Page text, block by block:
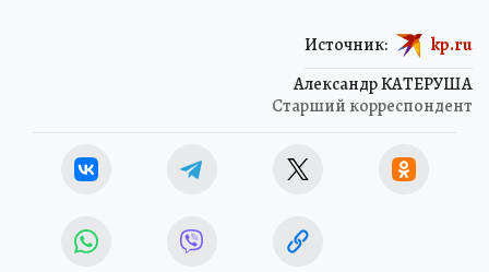
Александр КАТЕРУША
Старший корреспондент
Источник: kp.ru